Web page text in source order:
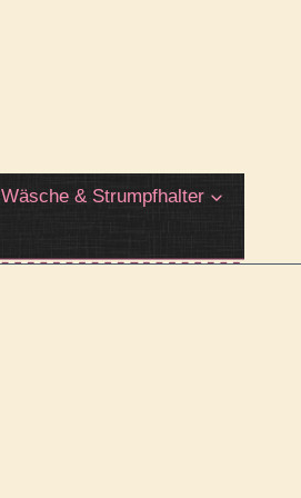
Wäsche & Strumpfhalter